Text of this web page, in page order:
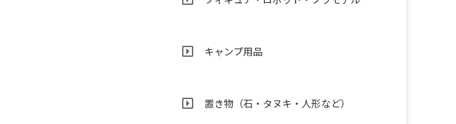
キャンプ用品
置き物（石・タヌキ・人形など）